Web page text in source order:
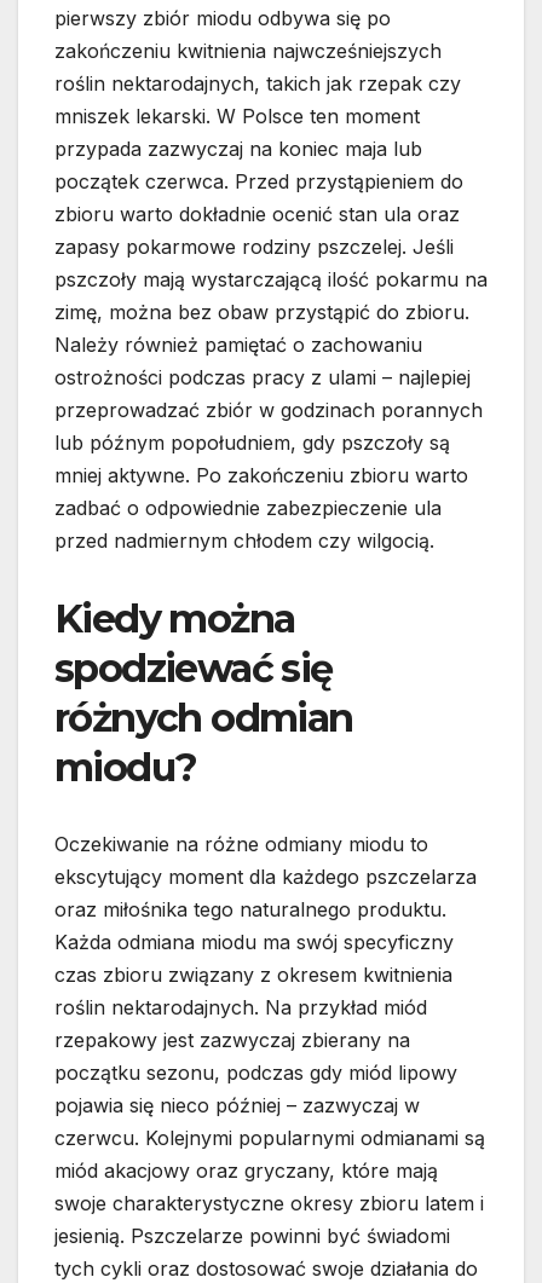
pierwszy zbiór miodu odbywa się po
zakończeniu kwitnienia najwcześniejszych
roślin nektarodajnych, takich jak rzepak czy
mniszek lekarski. W Polsce ten moment
przypada zazwyczaj na koniec maja lub
początek czerwca. Przed przystąpieniem do
zbioru warto dokładnie ocenić stan ula oraz
zapasy pokarmowe rodziny pszczelej. Jeśli
pszczoły mają wystarczającą ilość pokarmu na
zimę, można bez obaw przystąpić do zbioru.
Należy również pamiętać o zachowaniu
ostrożności podczas pracy z ulami – najlepiej
przeprowadzać zbiór w godzinach porannych
lub późnym popołudniem, gdy pszczoły są
mniej aktywne. Po zakończeniu zbioru warto
zadbać o odpowiednie zabezpieczenie ula
przed nadmiernym chłodem czy wilgocią.
Kiedy można
spodziewać się
różnych odmian
miodu?
Oczekiwanie na różne odmiany miodu to
ekscytujący moment dla każdego pszczelarza
oraz miłośnika tego naturalnego produktu.
Każda odmiana miodu ma swój specyficzny
czas zbioru związany z okresem kwitnienia
roślin nektarodajnych. Na przykład miód
rzepakowy jest zazwyczaj zbierany na
początku sezonu, podczas gdy miód lipowy
pojawia się nieco później – zazwyczaj w
czerwcu. Kolejnymi popularnymi odmianami są
miód akacjowy oraz gryczany, które mają
swoje charakterystyczne okresy zbioru latem i
jesienią. Pszczelarze powinni być świadomi
tych cykli oraz dostosować swoje działania do